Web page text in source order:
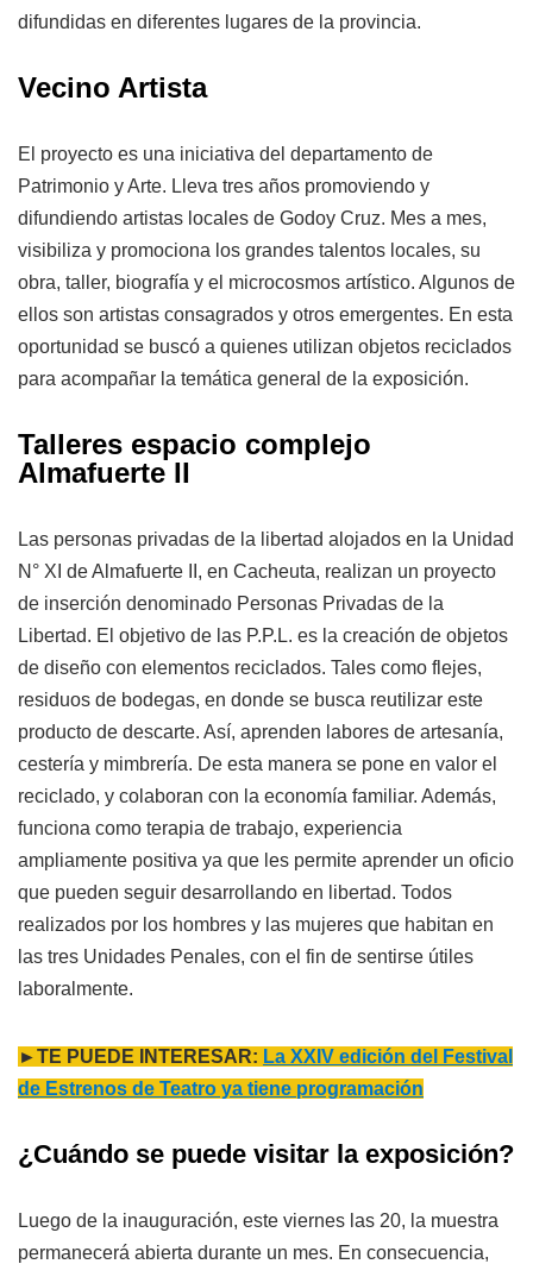
difundidas en diferentes lugares de la provincia.
Vecino Artista
El proyecto es una iniciativa del departamento de
Patrimonio y Arte. Lleva tres años promoviendo y
difundiendo artistas locales de Godoy Cruz. Mes a mes,
visibiliza y promociona los grandes talentos locales, su
obra, taller, biografía y el microcosmos artístico. Algunos de
ellos son artistas consagrados y otros emergentes. En esta
oportunidad se buscó a quienes utilizan objetos reciclados
para acompañar la temática general de la exposición.
Talleres espacio complejo
Almafuerte II
Las personas privadas de la libertad alojados en la Unidad
N° XI de Almafuerte II, en Cacheuta, realizan un proyecto
de inserción denominado Personas Privadas de la
Libertad. El objetivo de las P.P.L. es la creación de objetos
de diseño con elementos reciclados. Tales como flejes,
residuos de bodegas, en donde se busca reutilizar este
producto de descarte. Así, aprenden labores de artesanía,
cestería y mimbrería. De esta manera se pone en valor el
reciclado, y colaboran con la economía familiar. Además,
funciona como terapia de trabajo, experiencia
ampliamente positiva ya que les permite aprender un oficio
que pueden seguir desarrollando en libertad. Todos
realizados por los hombres y las mujeres que habitan en
las tres Unidades Penales, con el fin de sentirse útiles
laboralmente.
►TE PUEDE INTERESAR: La XXIV edición del Festival
de Estrenos de Teatro ya tiene programación
¿Cuándo se puede visitar la exposición?
Luego de la inauguración, este viernes las 20, la muestra
permanecerá abierta durante un mes. En consecuencia,